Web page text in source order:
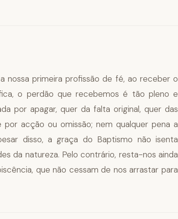
nossa primeira profissão de fé, ao receber o
o perdão que recebemos é tão pleno e
por apagar, quer da falta original, quer das
acção ou omissão; nem qualquer pena a
disso, a graça do Baptismo não isenta
da natureza. Pelo contrário, resta-nos ainda
que não cessam de nos arrastar para